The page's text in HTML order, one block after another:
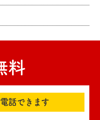
料
話できます